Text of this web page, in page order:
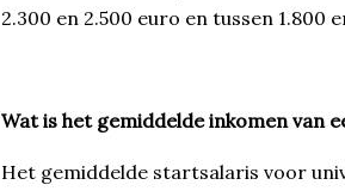
2.300 en 2.500 euro en tussen 1.800
Wat is het gemiddelde inkomen van
Het gemiddelde startsalaris voor